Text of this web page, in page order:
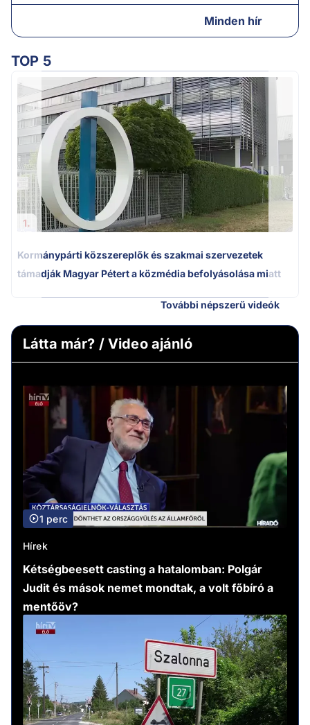
Minden hír
TOP 5
1.
Kormánypárti közszereplők és szakmai szervezetek
támadják Magyar Pétert a közmédia befolyásolása miatt
További népszerű videók
Látta már? / Video ajánló
1 perc
Hírek
Kétségbeesett casting a hatalomban: Polgár
Judit és mások nemet mondtak, a volt főbíró a
mentőöv?